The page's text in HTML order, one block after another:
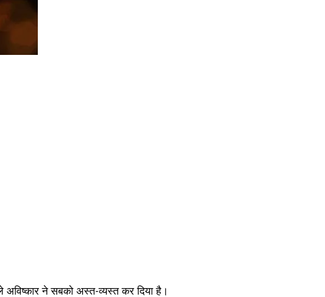
अविष्कार ने सबको अस्त-व्यस्त कर दिया है।